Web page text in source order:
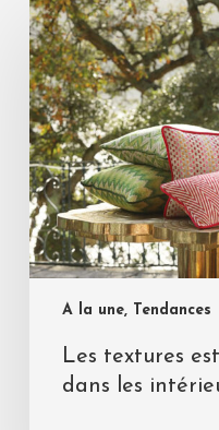
A la une, Tendances
Les textures
dans les